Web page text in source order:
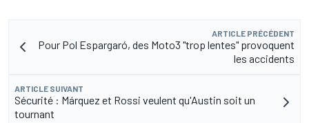
ARTICLE PRÉCÉDENT
Pour Pol Espargaró, des Moto3 "trop lentes" provoquent
les accidents
ARTICLE SUIVANT
Sécurité : Márquez et Rossi veulent qu'Austin soit un
tournant